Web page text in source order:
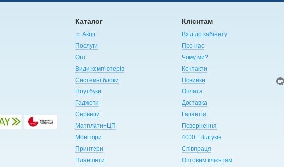
Каталог
☆ Акції
Послуги
Опт
Види комп'ютерів
Системні блоки
Ноутбуки
Гаджети
Сервери
Матплати+ЦП
Монітори
Принтери
Планшети
Клієнтам
Вхід до кабінету
Про нас
Чому ми?
Контакти
Новинки
Оплата
Доставка
Гарантія
Повернення
4000+ Відгуків
Співпраця
Оптовим клієнтам